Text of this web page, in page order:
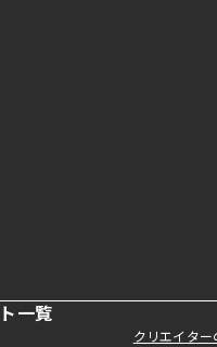
一覧
クリエイタ